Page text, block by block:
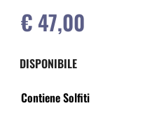
€ 47,00
DISPONIBILE
Contiene Solfiti